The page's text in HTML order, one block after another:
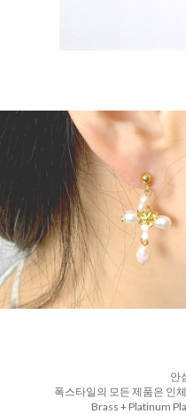
안
폭스타일의 모든 제품은 인
Brass + Platinum